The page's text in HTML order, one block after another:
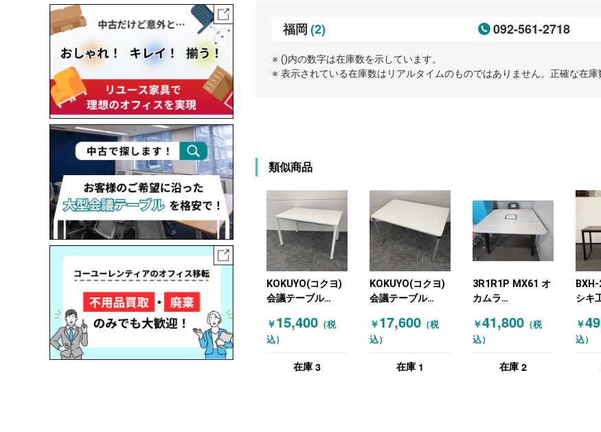
福岡 (2) 092-561-2718
※ ()内の数字は在庫数を示しています。
※ 表示されている在庫数はリアルタイムのものではありません。正確な在庫
類似商品
KOKUYO(コクヨ)
会議テーブル
ト
￥15,400 （税
込）
在庫 3
KOKUYO(コクヨ)
会議テーブル
ホワイト
￥17,600（税
込）
在庫 1
3R1R1P MX61 オ
カムラ
テーブルW1200～
ブラック 木目（ナ
￥41,800（税
込）
在庫 2
シキ
ブラ
￥
込）